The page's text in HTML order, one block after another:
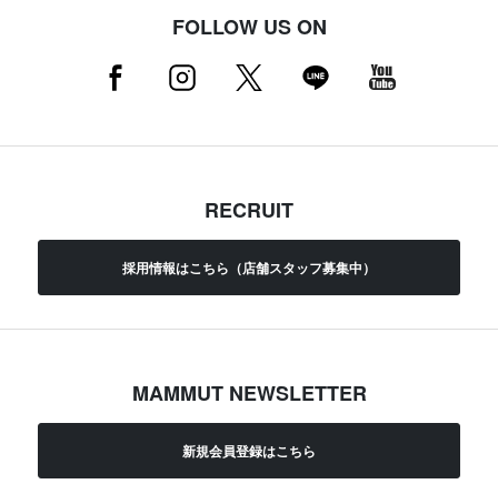
FOLLOW US ON
RECRUIT
採用情報はこちら（店舗スタッフ募集中）
MAMMUT NEWSLETTER
新規会員登録はこちら